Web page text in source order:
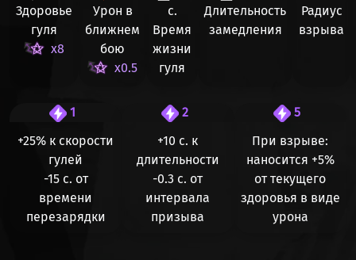
Здоровье
гуля
x8
Урон в
ближнем
бою
x0.5
с.
Время
жизни
гуля
Длительность
замедления
Радиус
взрыва
1
+25% к скорости
гулей
-15 с. от
времени
перезарядки
2
+10 с. к
длительности
-0.3 с. от
интервала
призыва
5
При взрыве:
наносится +5%
от текущего
здоровья в виде
урона